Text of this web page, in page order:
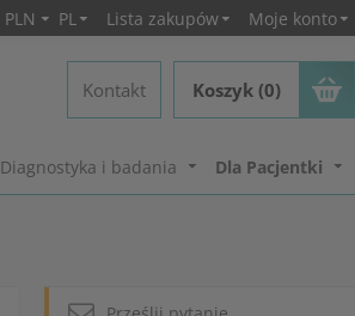
PLN PL Lista zakupów Moje konto
Kontakt Koszyk (0)
Diagnostyka i badania Dla Pacjentki